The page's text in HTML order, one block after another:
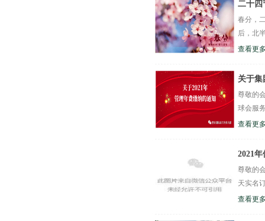
二十四
春分，
后，北
查看更
关于集
尊敬的
球会服
查看更
2021
尊敬的
天实名
查看更